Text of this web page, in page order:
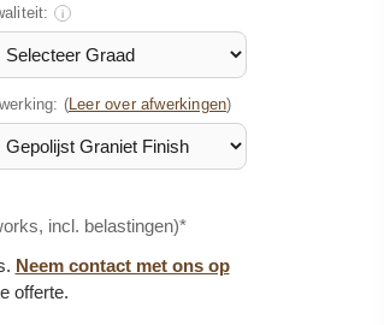
i
(Leer over afwerkingen)
incl. belastingen)*
Neem contact met ons op
offerte.